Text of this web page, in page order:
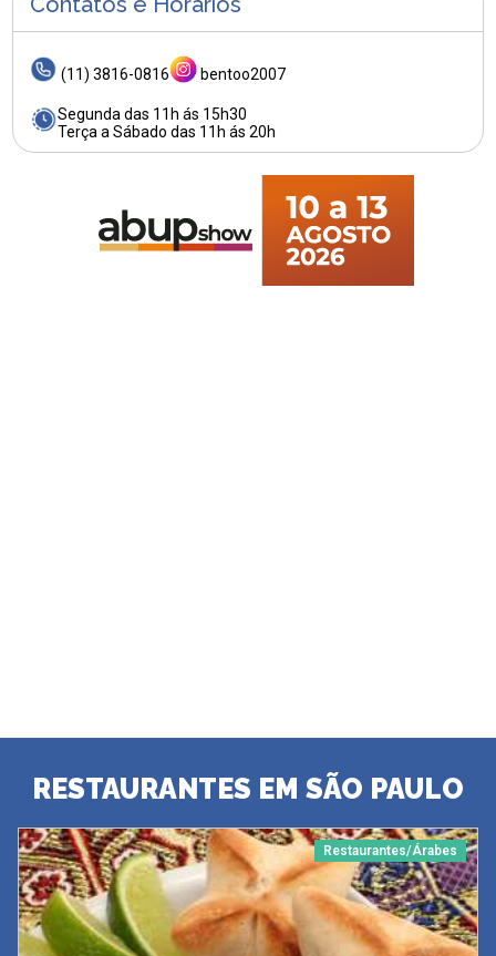
(11) 3816-0816 bentoo2007
Segunda das 11h ás 15h30
Terça a Sábado das 11h ás 20h
RESTAURANTES EM SÃO PAULO
Restaurantes/Árabes